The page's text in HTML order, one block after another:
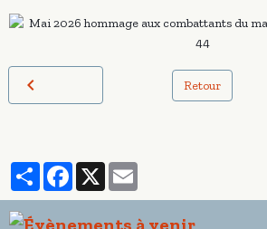
Retour
PartagerFacebook
X